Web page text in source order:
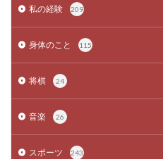
私の経験 209
身体のこと 115
将棋 24
音楽 26
スポーツ 243